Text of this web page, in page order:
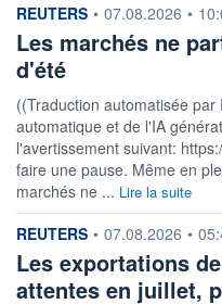
information fournie par
REUTERS • 07.08.2026 •
Les marchés ne
d'été
((Traduction automatisée
automatique et de l'IA
l'avertissement suivant:
faire une pause. Même en
marchés ne ... Lire la suite
information fournie par
REUTERS • 07.08.2026 •
Les exportations
attentes en juillet,